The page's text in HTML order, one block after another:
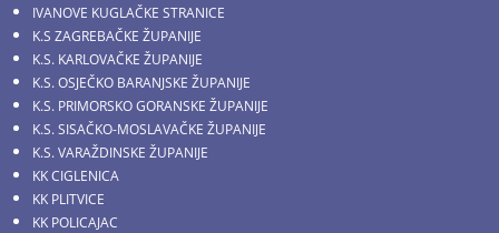
IVANOVE KUGLAČKE STRANICE
K.S ZAGREBAČKE ŽUPANIJE
K.S. KARLOVAČKE ŽUPANIJE
K.S. OSJEČKO BARANJSKE ŽUPANIJE
K.S. PRIMORSKO GORANSKE ŽUPANIJE
K.S. SISAČKO-MOSLAVAČKE ŽUPANIJE
K.S. VARAŽDINSKE ŽUPANIJE
KK CIGLENICA
KK PLITVICE
KK POLICAJAC